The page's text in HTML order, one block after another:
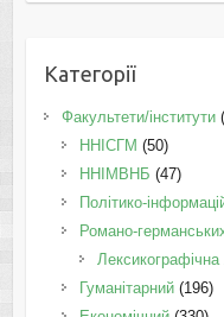
Категорії
Факультети/інститути
ННІСГМ (50)
ННІМВНБ (47)
Політико-
Романо-
Гуманітарний(196)